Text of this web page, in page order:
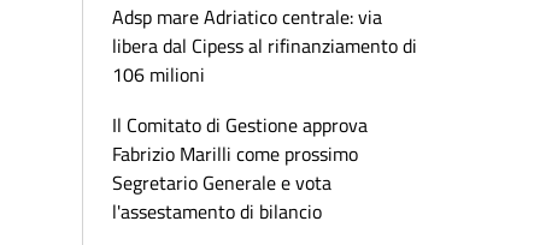
Adsp mare Adriatico centrale: via
libera dal Cipess al rifinanziamento di
106 milioni
Il Comitato di Gestione approva
Fabrizio Marilli come prossimo
Segretario Generale e vota
l'assestamento di bilancio